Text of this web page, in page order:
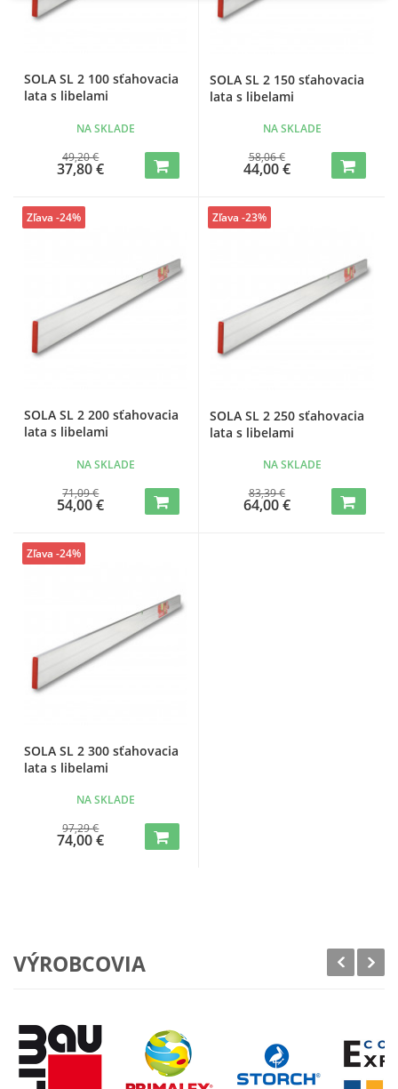
SOLA SL 2 100 sťahovacia
lata s libelami
NA SKLADE
49,20 €
37,80 €
SOLA SL 2 150 sťahovacia
lata s libelami
NA SKLADE
58,06 €
44,00 €
SOLA SL 2 200 sťahovacia
lata s libelami
NA SKLADE
71,09 €
54,00 €
Zľava -24%
SOLA SL 2 250 sťahovacia
lata s libelami
NA SKLADE
83,39 €
64,00 €
Zľava -23%
SOLA SL 2 300 sťahovacia
lata s libelami
NA SKLADE
97,29 €
74,00 €
Zľava -24%
VÝROBCOVIA